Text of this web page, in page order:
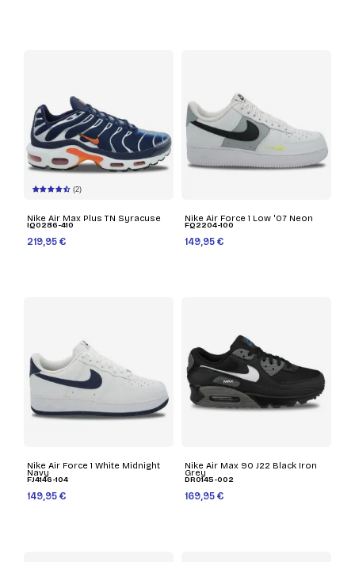
(2)
Nike Air Max Plus TN Syracuse
IQ0286-410
219,95 €
Nike Air Force 1 Low '07 Neon
FQ2204-100
149,95 €
Nike Air Force 1 White Midnight
Navy
FJ4146-104
149,95 €
Nike Air Max 90 J22 Black Iron
Grey
DR0145-002
169,95 €